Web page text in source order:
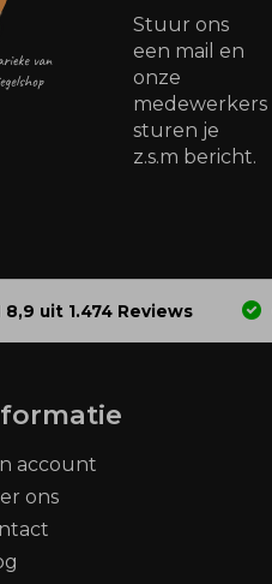
Stuur ons
een mail en
onze
medewerkers
sturen je
z.s.m bericht.
8,9 uit 1.474 Reviews
account
ons